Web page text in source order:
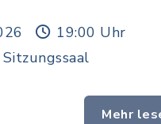
19:00 Uhr
Mehr